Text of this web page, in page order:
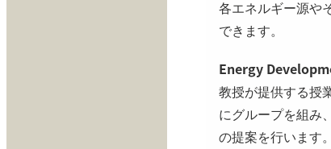
各エネルギー源や
できます。
Energy
教授が提供する授
にグループを組み
の提案を行います